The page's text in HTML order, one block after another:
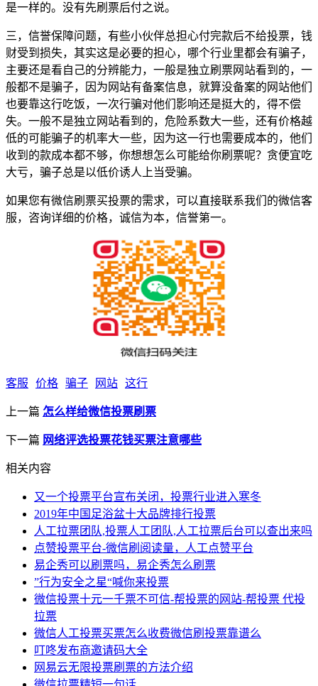
是一样的。没有先刷票后付之说。
三，信誉保障问题，有些小伙伴总担心付完款后不给投票，钱
财受到损失，其实这是必要的担心，哪个行业里都会有骗子，
主要还是看自己的分辨能力，一般是独立刷票网站看到的，一
般都不是骗子，因为网站有备案信息，就算没备案的网站他们
也要靠这行吃饭，一次行骗对他们影响还是挺大的，得不偿
失。一般不是独立网站看到的，危险系数大一些，还有价格越
低的可能骗子的机率大一些，因为这一行也需要成本的，他们
收到的款成本都不够，你想想怎么可能给你刷票呢？贪便宜吃
大亏，骗子总是以低价诱人上当受骗。
如果您有微信刷票买投票的需求，可以直接联系我们的微信客
服，咨询详细的价格，诚信为本，信誉第一。
客服 价格 骗子 网站 这行
上一篇 怎么样给微信投票刷票
下一篇 网络评选投票花钱买票注意哪些
相关内容
又一个投票平台宣布关闭，投票行业进入寒冬
2019年中国足浴盆十大品牌排行投票
人工拉票团队,投票人工团队,人工拉票后台可以查出来吗
点赞投票平台-微信刷阅读量，人工点赞平台
易企秀可以刷票吗，易企秀怎么刷票
”行为安全之星“喊你来投票
微信投票十元一千票不可信-帮投票的网站-帮投票 代投
拉票
微信人工投票买票怎么收费微信刷投票靠谱么
叮咚发布商邀请码大全
网易云无限投票刷票的方法介绍